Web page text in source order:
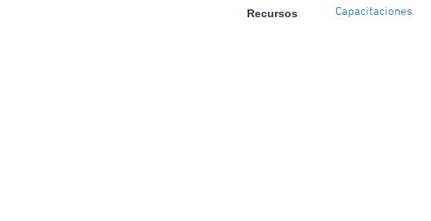
Recursos Capacitaciones